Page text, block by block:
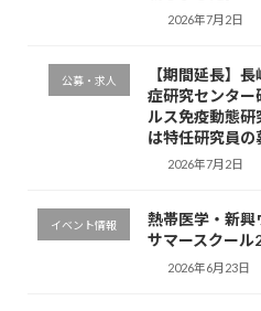
2026年7月2日
公募・求人
【期間延長】
症研究センター
ルス免疫動態研
は特任研究員の
2026年7月2日
イベント情報
熱帯医学・新興
サマースクール
2026年6月23日